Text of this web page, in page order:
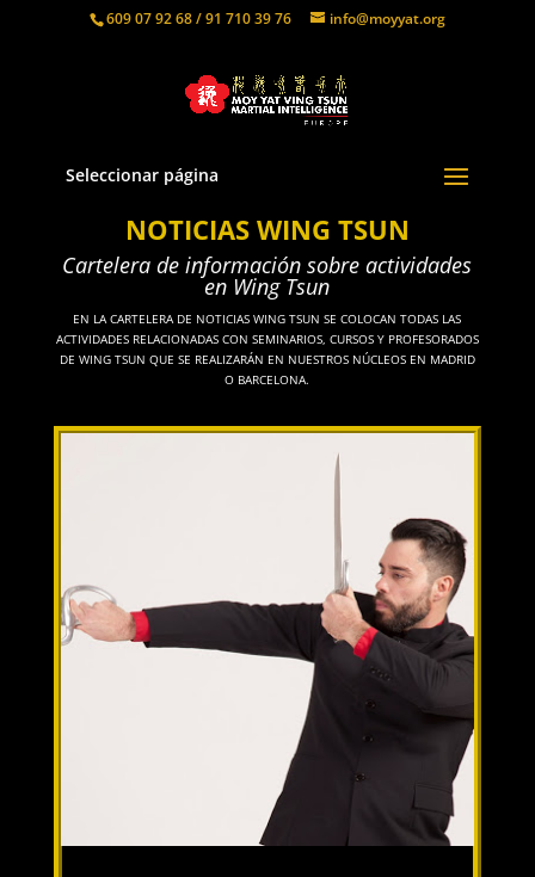
609 07 92 68 / 91 710 39 76 info@moyyat.org
Seleccionar página
NOTICIAS WING TSUN
Cartelera de información sobre actividades
en Wing Tsun
EN LA CARTELERA DE NOTICIAS WING TSUN SE COLOCAN TODAS LAS
ACTIVIDADES RELACIONADAS CON SEMINARIOS, CURSOS Y PROFESORADOS
DE WING TSUN QUE SE REALIZARÁN EN NUESTROS NÚCLEOS EN MADRID
O BARCELONA.